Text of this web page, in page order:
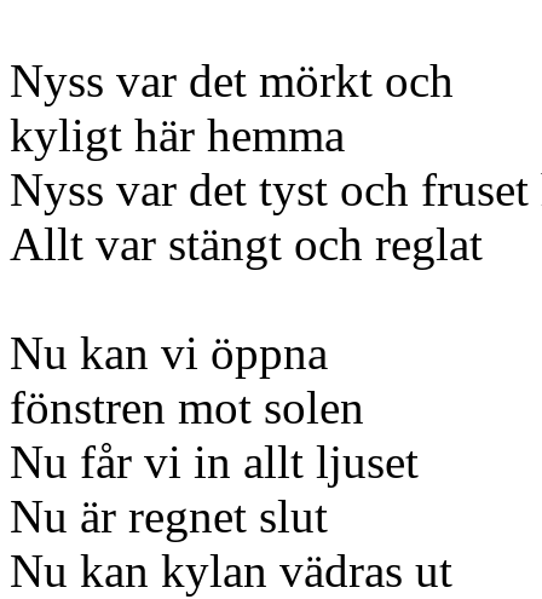
Nyss var det mörkt och
kyligt här hemma
Nyss var det tyst och fruset
Allt var stängt och reglat
Nu kan vi öppna
fönstren mot solen
Nu får vi in allt ljuset
Nu är regnet slut
Nu kan kylan vädras ut